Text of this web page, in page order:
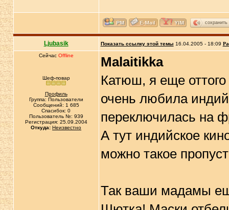
сохранить
Ljubasik Показать ссылку этой темы 16.04.2005 - 18:09
Сейчас Offline
Шеф-повар
Профиль
Группа: Пользователи
Сообщений: 1 685
Спасибок: 0
Пользователь №: 939
Регистрация: 25.09.2004
Откуда: Неизвестно
Malaitikka
Катюш, я еще оттого
очень любила
переключилась на
А тут индийское
можно такое
Так ваши мадамы